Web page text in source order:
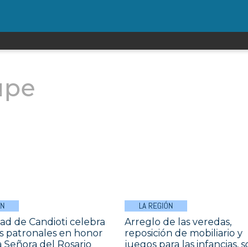
de Candioti celebra
patronales en honor
Señora del Rosario
LA REGIÓN
Arreglo de las veredas,
reposición de mobiliario y
juegos para las infancias,